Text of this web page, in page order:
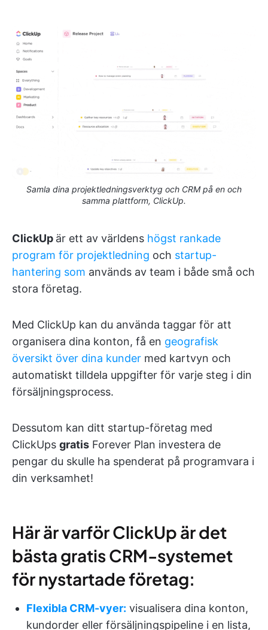
Samla dina projektledningsverktyg och CRM på en och
samma plattform, ClickUp.
ClickUp är ett av världens högst rankade
program för projektledning och startup-
hantering som används av team i både små och
stora företag.
Med ClickUp kan du använda taggar för att
organisera dina konton, få en geografisk
översikt över dina kunder med kartvyn och
automatiskt tilldela uppgifter för varje steg i din
försäljningsprocess.
Dessutom kan ditt startup-företag med
ClickUps gratis Forever Plan investera de
pengar du skulle ha spenderat på programvara i
din verksamhet!
Här är varför ClickUp är det
bästa gratis CRM-systemet
för nystartade företag:
Flexibla CRM-vyer: visualisera dina konton,
kundorder eller försäljningspipeline i en lista,